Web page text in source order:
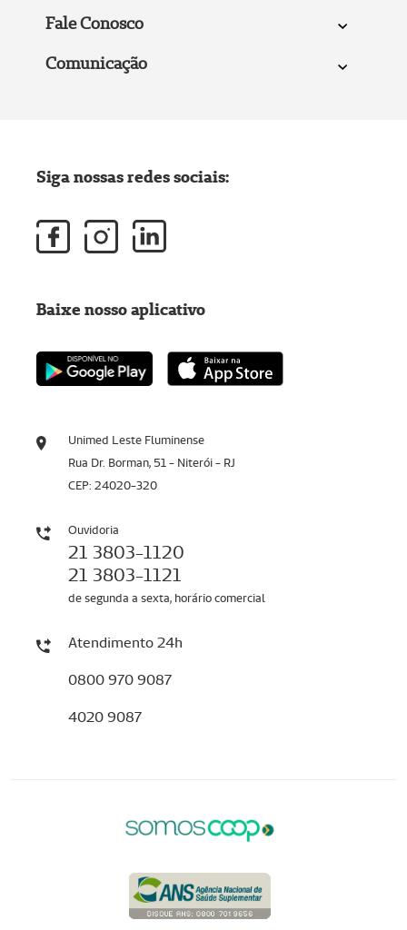
Fale Conosco
Comunicação
Unimed Leste Fluminense
Rua Dr. Borman, 51 - Niterói - RJ
CEP: 24020-320
Ouvidoria
21 3803-1120
21 3803-1121
de segunda a sexta, horário comercial
Atendimento 24h
0800 970 9087
4020 9087
Siga nossas redes sociais:
Baixe nosso aplicativo